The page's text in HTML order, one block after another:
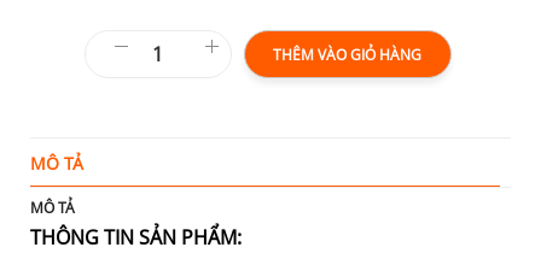
THÊM VÀO GIỎ HÀNG
MÔ TẢ
MÔ TẢ
THÔNG TIN SẢN PHẨM: